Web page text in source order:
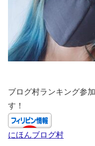
ブログ村ランキング参
す！
にほんブログ村